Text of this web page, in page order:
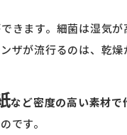
きます。細菌は湿気が
ザが流行るのは、乾燥
など密度の高い素材で
です。